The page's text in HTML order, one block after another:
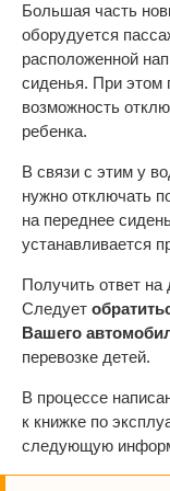
Большая часть
оборудуется
расположенной
сиденья. При этом
возможность
ребенка.
В связи с этим у
нужно отключать
на переднее
устанавливается
Получить ответ на
Следует
Вашего
перевозке детей.
В процессе
к книжке по
следующую